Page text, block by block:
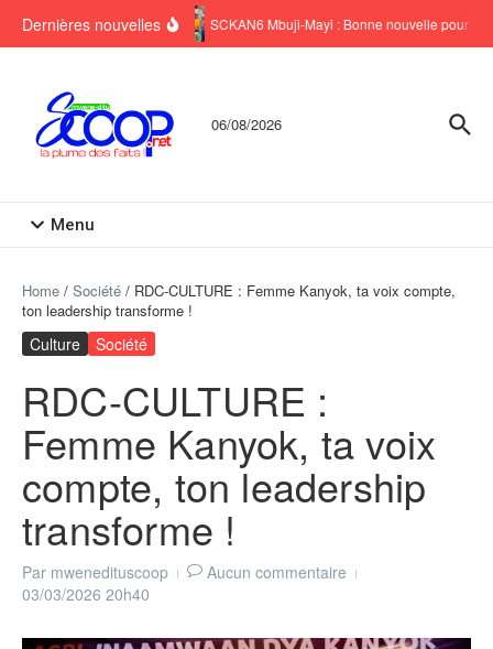
Dernières nouvelles SCKAN6 Mbuji-Mayi : Bonne nouvelle pour six
06/08/2026
Menu
Home / Société / ‎RDC-CULTURE : Femme Kanyok, ta voix compte,
ton leadership transforme !
Culture Société
‎RDC-CULTURE :
Femme Kanyok, ta voix
compte, ton leadership
transforme !
Par mwenedituscoop
Aucun commentaire
03/03/2026 20h40